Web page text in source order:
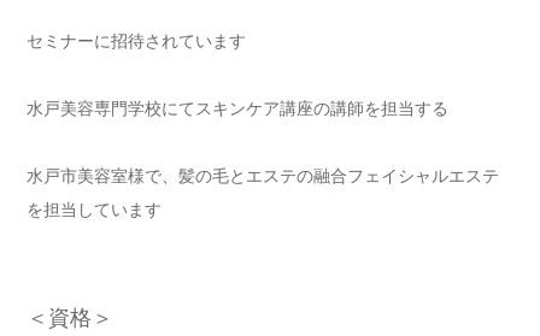
セミナーに招待されています
水戸美容専門学校にてスキンケア講座の講師を担当する
水戸市美容室様で、髪の毛とエステの融合フェイシャルエステ
を担当しています
＜資格＞